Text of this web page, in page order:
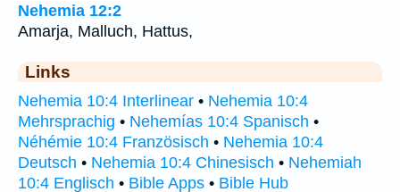
Nehemia 12:2
Amarja, Malluch, Hattus,
Links
Nehemia 10:4 Interlinear • Nehemia 10:4
Mehrsprachig • Nehemías 10:4 Spanisch •
Néhémie 10:4 Französisch • Nehemia 10:4
Deutsch • Nehemia 10:4 Chinesisch • Nehemiah
10:4 Englisch • Bible Apps • Bible Hub